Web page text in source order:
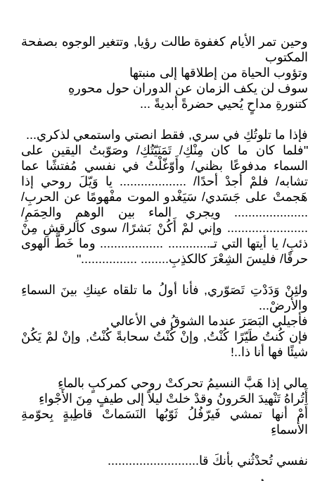
وحين تمر الأيام كغفوة طالت رؤيا, وتتغير الوجوه بصفحة
المكتوب
وتؤوب الحياة من إطلاقها إلى منبتها
سوف لن يكف الزمان عن الدوران حول محورهِ
كتنورةِ مداحٍ يُحيي حضرةً أبديةً ...
فإذا ما تلوتُكِ في سري, فقط انصتي واستمعي لذكري...
"فلما كان ما كان مِنْكِ/ تَمَنَيّتُكِ/ وصَوّبتُ اليقين على
السماء مدفوعًا بظني/ وأَوّغّلْتُ في نفسي مُفتشًا عما
تشابه/ فلمْ أجدْ أحدًا/ ................... يا وَيّلَ روحي إذا
هَجمتْ على جَسَدي/ سَيَغْدو الموت مفْهومًا عن الحربِ/
..................... ويجري الماء بين الوهمِ والحِمَمِ/
....................... وإني لمْ أَكُنْ بَشرًا/ سوى كالرقشِ مِنْ
ذئبِ/ يا أيتها التي تـ............ .................. وما خَطَّ الهوى
حرفًا/ فليسَ الشِعْرَ كالكذِبِ........ ................"
ولئِنْ وَدَدْتِ تَصَوّري, فأنا أولُ ما تلقاه عينكِ بينَ السماءِ
والأرضْ...
فأجيلي البَصَرَ عندما الشوقُ في الأعالي
فإن كُنتُ طَيّرًا كُنْتُ, وإنْ كُنْتُ سحابةً كُنْتُ, وإنْ لمْ يَكُنْ
شيئًا فها أنا ذا..!
مالي إذا هَبَّ النسيمُ تحركتْ روحي كمركبٍ بالماءِ
أَتُراهُ تَنْهيدَ الحَرونُ وقدْ خلتْ ليلاً إلى طيفٍ مِنَ الأَجْواءِ
أَمْ أنها تمشي فَيرّفُلُ ثَوّبُها النَسَماتْ قاطِبةٍ بِحوّمةِ
الأسماءِ
نفسي تُحدْثُني بأنكَ قا..........................